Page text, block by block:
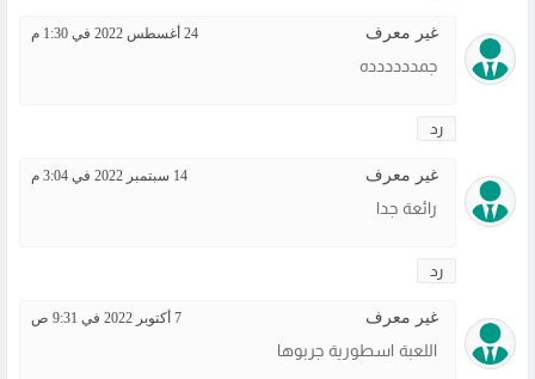
غير معرف 24 أغسطس 2022 في 1:30 م
جمدددددده
رد
غير معرف 14 سبتمبر 2022 في 3:04 م
رائعة جدا
رد
غير معرف 7 أكتوبر 2022 في 9:31 ص
اللعبة اسطورية جربوها